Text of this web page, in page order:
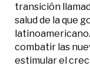
transición
salud de la que
combatir las
estimular el